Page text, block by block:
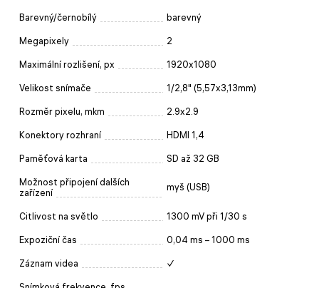
Barevný/černobílý barevný
Megapixely 2
Maximální rozlišení, px 1920x1080
Velikost snímače 1/2,8" (5,57x3,13mm)
Rozměr pixelu, mkm 2.9x2.9
Konektory rozhraní HDMI 1,4
Paměťová karta SD až 32 GB
Možnost připojení dalších
zařízení
myš (USB)
Citlivost na světlo 1300 mV při 1/30 s
Expoziční čas 0,04 ms – 1000 ms
Záznam videa ✓